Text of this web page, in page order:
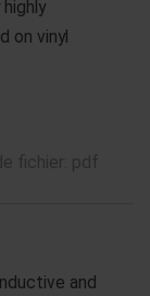
on vinyl
and